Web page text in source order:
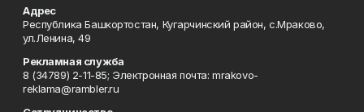
Адрес
Республика Башкортостан, Кугарчинский район, с.Мраково,
ул.Ленина, 49
Рекламная служба
8 (34789) 2-11-85; Электронная почта: mrakovo-
reklama@rambler.ru